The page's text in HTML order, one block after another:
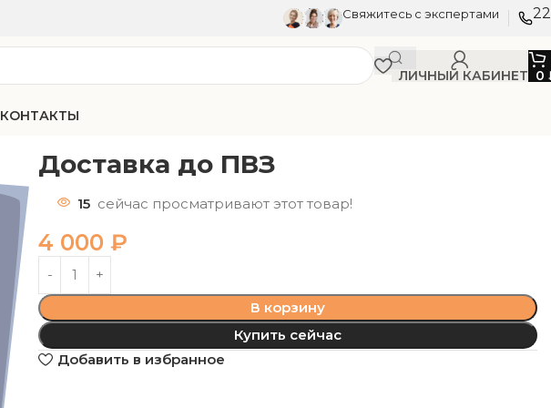
Свяжитесь с экспертами
ЛИЧНЫЙ КАБИНЕТ 0
КОНТАКТЫ
Доставка до ПВЗ
15 сейчас просматривают этот товар!
4 000₽
В корзину
Купить сейчас
Добавить в избранное